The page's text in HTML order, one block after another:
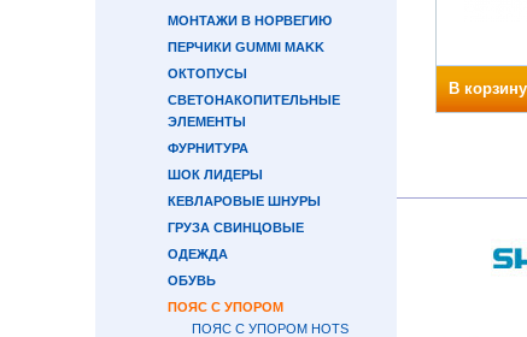
МОНТАЖИ В НОРВЕГИЮ
ПЕРЧИКИ GUMMI MAKK
ОКТОПУСЫ
СВЕТОНАКОПИТЕЛЬНЫЕ
ЭЛЕМЕНТЫ
ФУРНИТУРА
ШОК ЛИДЕРЫ
КЕВЛАРОВЫЕ ШНУРЫ
ГРУЗА СВИНЦОВЫЕ
ОДЕЖДА
ОБУВЬ
ПОЯС С УПОРОМ
ПОЯС С УПОРОМ HOTS
В корзину